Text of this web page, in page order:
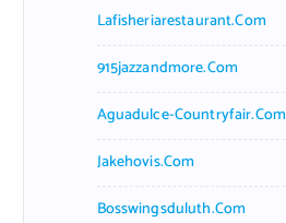
Lafisheriarestaurant.com
915jazzandmore.com
Aguadulce-Countryfair.com
Jakehovis.com
Bosswingsduluth.com